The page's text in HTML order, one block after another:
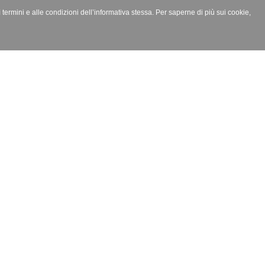
e alle condizioni dell’informativa stessa. Per saperne di più sui cookie,